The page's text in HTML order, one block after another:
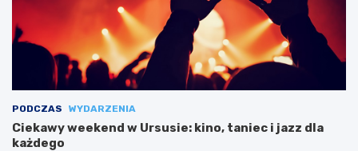
PODCZAS WYDARZENIA
Ciekawy weekend w Ursusie: kino, taniec i jazz dla
każdego